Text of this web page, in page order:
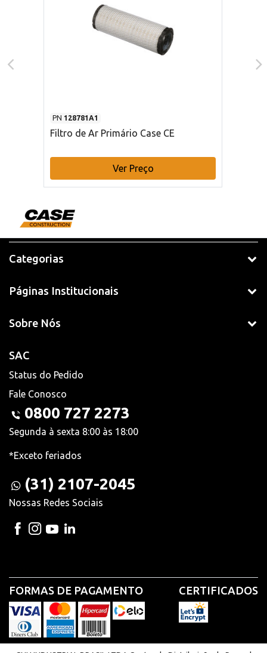
PN 128781A1
Filtro de Ar Primário Case CE
Ver Preço
Categorias
Páginas Institucionais
Sobre Nós
SAC
Status do Pedido
Fale Conosco
0800 727 2273
Segunda à sexta 8:00 às 18:00
*Exceto feriados
(31) 2107-2045
Nossas Redes Sociais
FORMAS DE PAGAMENTO CERTIFICADOS